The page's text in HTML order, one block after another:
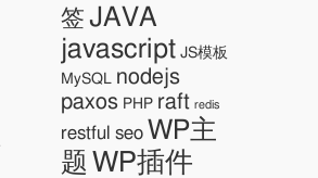
签 JAVA
javascript JS模板
MySQL nodejs
paxos PHP raft redis
restful seo WP主
题 WP插件